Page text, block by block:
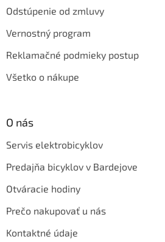
Odstúpenie od zmluvy
Vernostný program
Reklamačné podmieky postup
Všetko o nákupe
O nás
Servis elektrobicyklov
Predajňa bicyklov v Bardejove
Otváracie hodiny
Prečo nakupovať u nás
Kontaktné údaje